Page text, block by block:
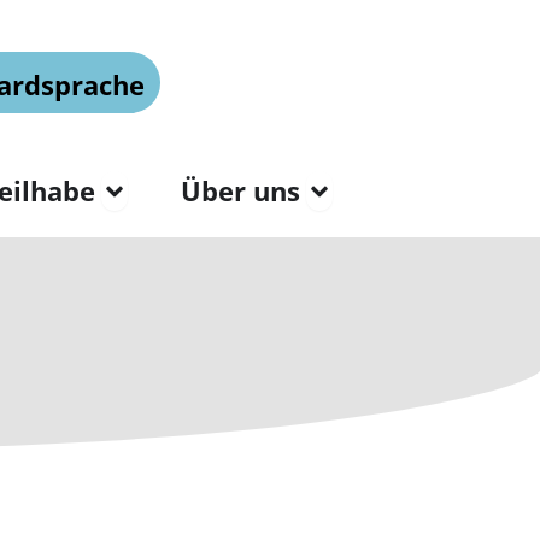
& Arbeiten
Open Wohnen &
Über uns Open Über